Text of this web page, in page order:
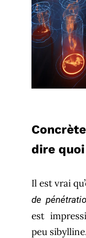
dire
Il est vrai
de
est
peu